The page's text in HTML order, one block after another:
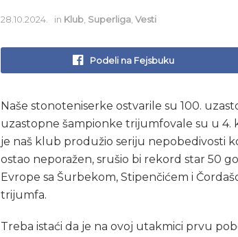
28.10.2024. in Klub Superliga Vesti
Podeli na Fejsbuku
Naše stonoteniserke ostvarile su 100.
uzastopne šampionke trijumfovale su u 4.
je naš klub produžio seriju nepobedivosti
ostao neporažen, srušio bi rekord star 50
Evrope sa Šurbekom, Stipenčićem i
trijumfa.
Treba istaći da je na ovoj utakmici prvu